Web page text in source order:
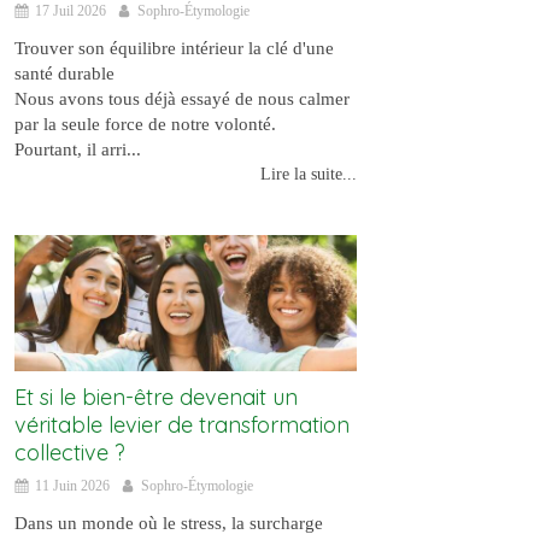
17 Juil 2026 Sophro-Étymologie
Trouver son équilibre intérieur la clé d'une
santé durable
Nous avons tous déjà essayé de nous calmer
par la seule force de notre volonté.
Pourtant, il arri...
Lire la suite...
Et si le bien-être devenait un
véritable levier de transformation
collective ?
11 Juin 2026 Sophro-Étymologie
Dans un monde où le stress, la surcharge